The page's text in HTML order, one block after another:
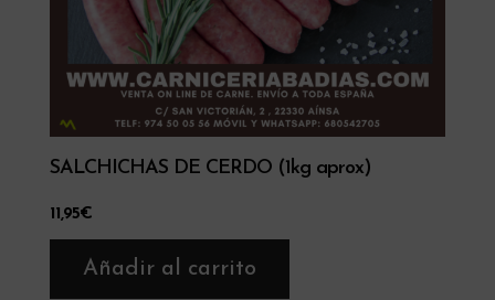
SALCHICHAS DE CERDO (1kg aprox)
11,95€
Añadir al carrito